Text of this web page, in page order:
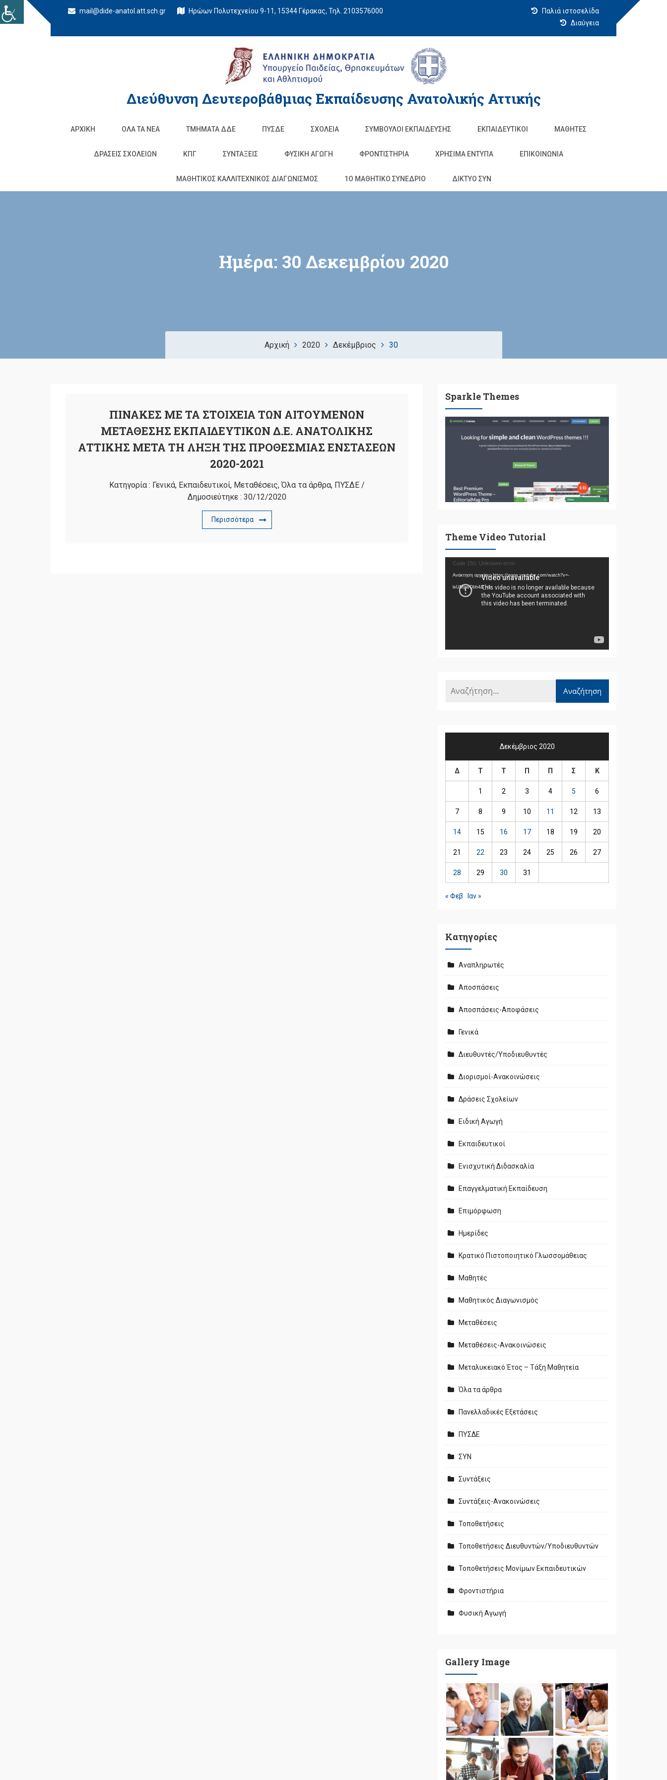
mail@dide-anatol.att.sch.gr Ηρώων Πολυτεχνείου 9-11, 15344 Γέρακας, Τηλ. 2103576000
Παλιά ιστοσελίδα
Διαύγεια
Διεύθυνση Δευτεροβάθμιας Εκπαίδευσης Ανατολικής Αττικής
ΑΡΧΙΚΉ ΌΛΑ ΤΑ ΝΈΑ ΤΜΉΜΑΤΑ ΔΔΕ ΠΥΣΔΕ ΣΧΟΛΕΊΑ ΣΥΜΒΟΥΛΟΙ ΕΚΠΑΙΔΕΥΣΗΣ ΕΚΠΑΙΔΕΥΤΙΚΟΊ ΜΑΘΗΤΈΣ
ΔΡΆΣΕΙΣ ΣΧΟΛΕΊΩΝ ΚΠΓ ΣΥΝΤΑΞΕΙΣ ΦΥΣΙΚΉ ΑΓΩΓΉ ΦΡΟΝΤΙΣΤΉΡΙΑ ΧΡΗΣΙΜΑ ΕΝΤΥΠΑ ΕΠΙΚΟΙΝΩΝΊΑ
ΜΑΘΗΤΙΚΟΣ ΚΑΛΛΙΤΕΧΝΙΚΟΣ ΔΙΑΓΩΝΙΣΜΟΣ 1O ΜΑΘΗΤΙΚΟ ΣΥΝΕΔΡΙΟ ΔΙΚΤΥΟ ΣΥΝ
Ημέρα: 30 Δεκεμβρίου 2020
Αρχική 2020 Δεκέμβριος 30
ΠΙΝΑΚΕΣ ΜΕ ΤΑ ΣΤΟΙΧΕΙΑ ΤΩΝ ΑΙΤΟΥΜΕΝΩΝ
ΜΕΤΑΘΕΣΗΣ ΕΚΠΑΙΔΕΥΤΙΚΩΝ Δ.Ε. ΑΝΑΤΟΛΙΚΗΣ
ΑΤΤΙΚΗΣ ΜΕΤΑ ΤΗ ΛΗΞΗ ΤΗΣ ΠΡΟΘΕΣΜΙΑΣ ΕΝΣΤΑΣΕΩΝ
2020-2021
Κατηγορία : Γενικά, Εκπαιδευτικοί, Μεταθέσεις,Όλα τα άρθρα, ΠΥΣΔΕ/
Δημοσιεύτηκε : 30/12/2020
Περισσότερα
Sparkle Themes
Theme Video Tutorial
Πρόγραμμα
Αναπαραγωγής
Βίντεο
Code 150: Unknown error.
Ανάκτηση αρχείου: https://www.youtube.com/watch?v=-
leUMpwQbh4&_=1
Δεκέμβριος 2020
Δ Τ Τ Π Π Σ Κ
1 2 3 4 5 6
7 8 9 10 11 12 13
14 15 16 17 18 19 20
21 22 23 24 25 26 27
28 29 30 31
« Φεβ Ιαν »
Kατηγορίες
Αναπληρωτές
Αποσπάσεις
Αποσπάσεις-Αποφάσεις
Γενικά
Διευθυντές/Υποδιευθυντές
Διορισμοί-Ανακοινώσεις
Δράσεις Σχολείων
Ειδική Αγωγή
Εκπαιδευτικοί
Ενισχυτική Διδασκαλία
Επαγγελματική Εκπαίδευση
Επιμόρφωση
Ημερίδες
Κρατικό Πιστοποιητικό Γλωσσομάθειας
Μαθητές
Μαθητικός Διαγωνισμός
Μεταθέσεις
Μεταθέσεις-Ανακοινώσεις
Μεταλυκειακό Έτος – Τάξη Μαθητεία
Όλα τα άρθρα
Πανελλαδικές Εξετάσεις
ΠΥΣΔΕ
ΣΥΝ
Συντάξεις
Συντάξεις-Ανακοινώσεις
Τοποθετήσεις
Τοποθετήσεις Διευθυντών/Υποδιευθυντών
Τοποθετήσεις Μονίμων Εκπαιδευτικών
Φροντιστήρια
Φυσική Αγωγή
Gallery Image